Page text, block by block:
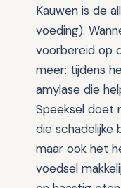
Kauwen is de
voeding).
voorbereid op
meer: tijdens
amylase die
Speeksel doet
die schadelijke
maar ook het
voedsel